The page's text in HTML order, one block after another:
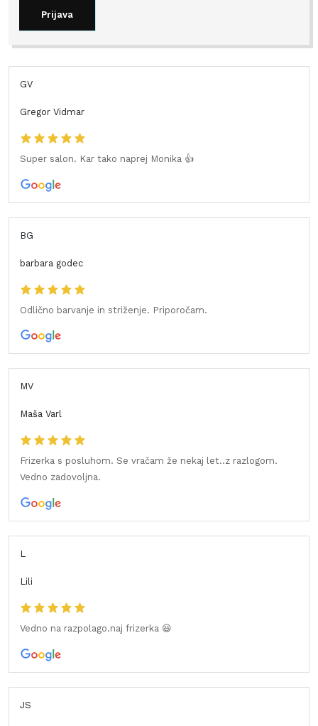
Prijava
GV
Gregor Vidmar
Super salon. Kar tako naprej Monika 👍
BG
barbara godec
Odlično barvanje in striženje. Priporočam.
MV
Maša Varl
Frizerka s posluhom. Se vračam že nekaj let..z razlogom.
Vedno zadovoljna.
L
Lili
Vedno na razpolago.naj frizerka 😆
JS